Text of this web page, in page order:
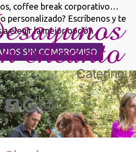
coffee break corporativo…
personalizado? Escríbenos y te
a elegir la mejor opción
SIN COMPROMISO